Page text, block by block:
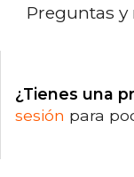
Preguntas y
¿Tienes una
sesión para